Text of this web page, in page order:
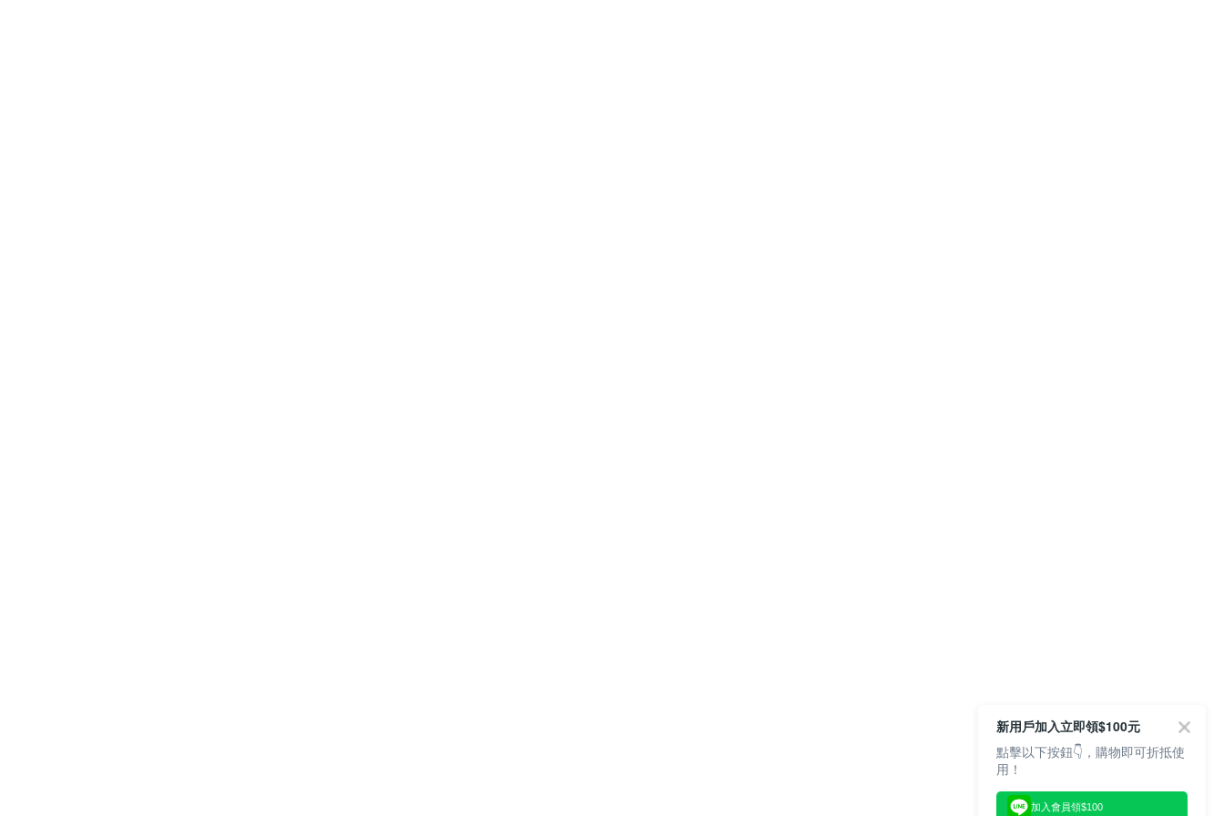
新用戶加入立即領$100元
點擊以下按鈕👇，購物即可折抵使
用！
加入會員領$100